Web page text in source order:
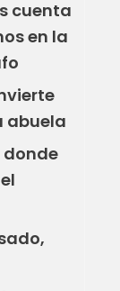
cuenta
en la
abuela
donde